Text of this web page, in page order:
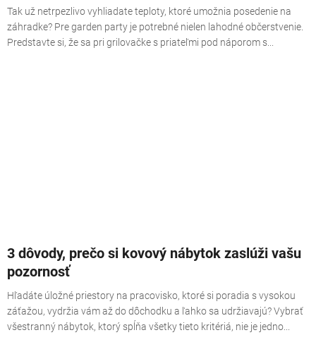
Tak už netrpezlivo vyhliadate teploty, ktoré umožnia posedenie na
záhradke? Pre garden party je potrebné nielen lahodné občerstvenie.
Predstavte si, že sa pri grilovačke s priateľmi pod náporom s...
3 dôvody, prečo si kovový nábytok zaslúži vašu
pozornosť
Hľadáte úložné priestory na pracovisko, ktoré si poradia s vysokou
záťažou, vydržia vám až do dôchodku a ľahko sa udržiavajú? Vybrať
všestranný nábytok, ktorý spĺňa všetky tieto kritériá, nie je jedno...